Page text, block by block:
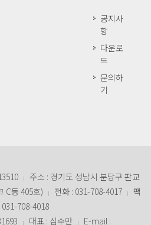
공지사
항
다운로
드
문의하
기
|
주소 : 경기도 성남시 분당구 판교
C동 405호)
| 전화 : 031-708-4017 |
팩
031-708-4018
| 대표 : 심수만 | E-mail :